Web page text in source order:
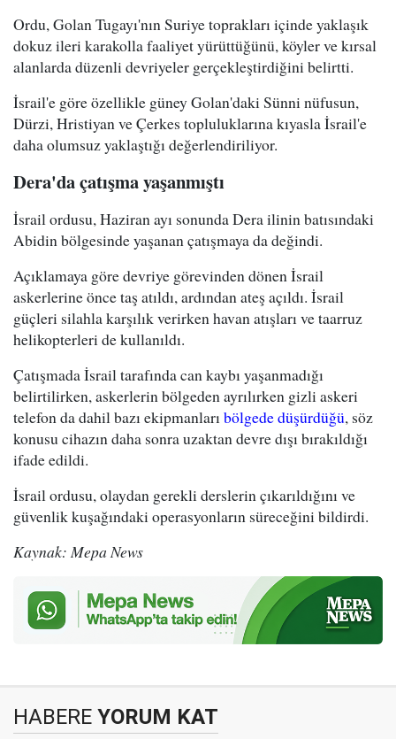
Ordu, Golan Tugayı'nın Suriye toprakları içinde yaklaşık
dokuz ileri karakolla faaliyet yürüttüğünü, köyler ve kırsal
alanlarda düzenli devriyeler gerçekleştirdiğini belirtti.
İsrail'e göre özellikle güney Golan'daki Sünni nüfusun,
Dürzi, Hristiyan ve Çerkes topluluklarına kıyasla İsrail'e
daha olumsuz yaklaştığı değerlendiriliyor.
Dera'da çatışma yaşanmıştı
İsrail ordusu, Haziran ayı sonunda Dera ilinin batısındaki
Abidin bölgesinde yaşanan çatışmaya da değindi.
Açıklamaya göre devriye görevinden dönen İsrail
askerlerine önce taş atıldı, ardından ateş açıldı. İsrail
güçleri silahla karşılık verirken havan atışları ve taarruz
helikopterleri de kullanıldı.
Çatışmada İsrail tarafında can kaybı yaşanmadığı
belirtilirken, askerlerin bölgeden ayrılırken gizli askeri
telefon da dahil bazı ekipmanları bölgede düşürdüğü, söz
konusu cihazın daha sonra uzaktan devre dışı bırakıldığı
ifade edildi.
İsrail ordusu, olaydan gerekli derslerin çıkarıldığını ve
güvenlik kuşağındaki operasyonların süreceğini bildirdi.
Kaynak: Mepa News
HABERE YORUM KAT